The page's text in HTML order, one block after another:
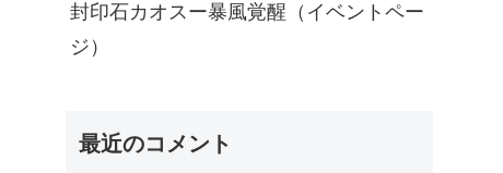
封印石カオスー暴風覚醒（イベントペー
ジ）
最近のコメント